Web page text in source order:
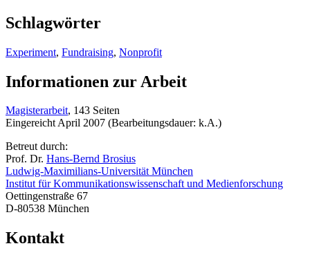
Schlagwörter
Experiment, Fundraising, Nonprofit
Informationen zur Arbeit
Magisterarbeit, 143 Seiten
Eingereicht April 2007 (Bearbeitungsdauer: k.A.)
Betreut durch:
Prof. Dr. Hans-Bernd Brosius
Ludwig-Maximilians-Universität München
Institut für Kommunikationswissenschaft und Medienforschung
Oettingenstraße 67
D-80538 München
Kontakt